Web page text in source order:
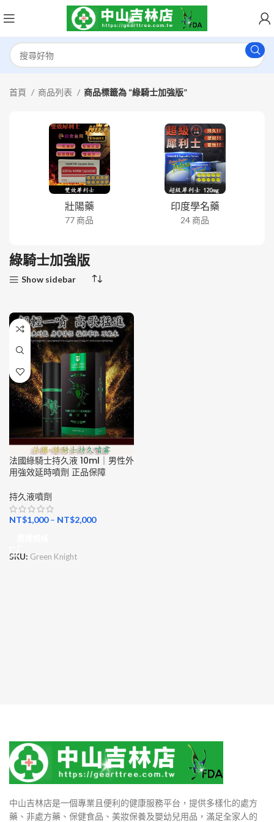
首頁 商品列表 商品標籤為 “綠騎士加強版”
壯陽藥
77 商品
印度學名藥
24 商品
綠騎士加強版
Show sidebar
法國綠騎士持久液 10ml｜男性外
用強效延時噴劑 正品保障
持久液噴劑
NT$1,000– NT$2,000
SKU: Green Knight
中山吉林店是一個專業且便利的健康服務平台，提供多樣化的處方
藥、非處方藥、保健食品、美妝保養及嬰幼兒用品，滿足全家人的